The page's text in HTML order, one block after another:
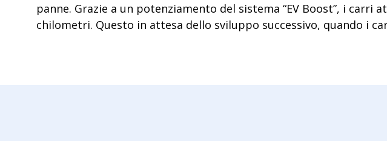
panne. Grazie a un potenziamento del sistema “EV Boost”, i carri
chilometri. Questo in attesa dello sviluppo successivo, quando i